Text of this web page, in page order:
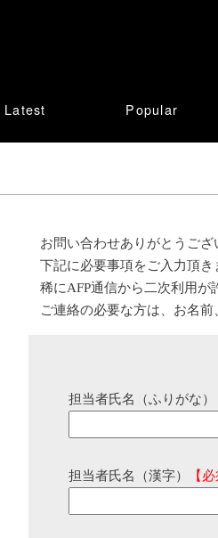
Latest Popular
お問い合わせありがとうござ
下記に必要事項をご入力頂
稀にAFP通信から二次利用
ご連絡の必要な方は、お名
担当者氏名（ふりがな）
担当者氏名（漢字） 【必